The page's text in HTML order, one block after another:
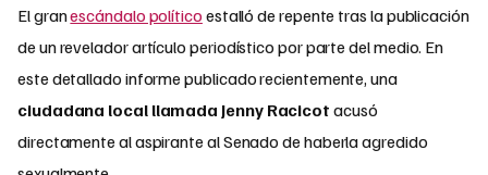
El granescándalo político estalló de repente tras la publicación
de un revelador artículo periodístico por parte del medio. En
este detallado informe publicado recientemente, una
ciudadana local llamada Jenny Racicot acusó
directamente al aspirante al Senado de haberla agredido